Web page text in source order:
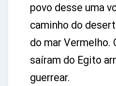
povo desse uma
caminho do
do mar Vermelho.
saíram do Egito
guerrear.